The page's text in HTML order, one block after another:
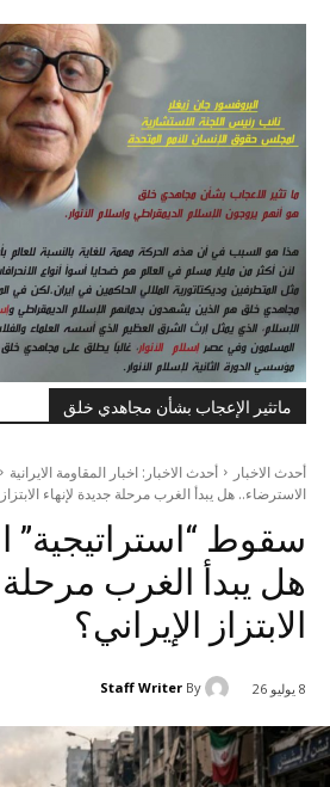
ماتثير الإعجاب بشأن مجاهدي خلق
أحدث الاخبار أحدث الاخبار: اخبار المقاومة الايرانية
الاسترضاء.. هل يبدأ الغرب مرحلة جديدة لإنهاء الابتزاز
سقوط “استراتيجية”
هل يبدأ الغرب مرحلة
الابتزاز الإيراني؟
8 يوليو 26 By
Staff Writer